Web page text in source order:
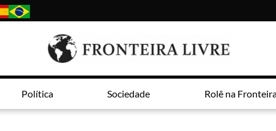
Política Sociedade Rolê na